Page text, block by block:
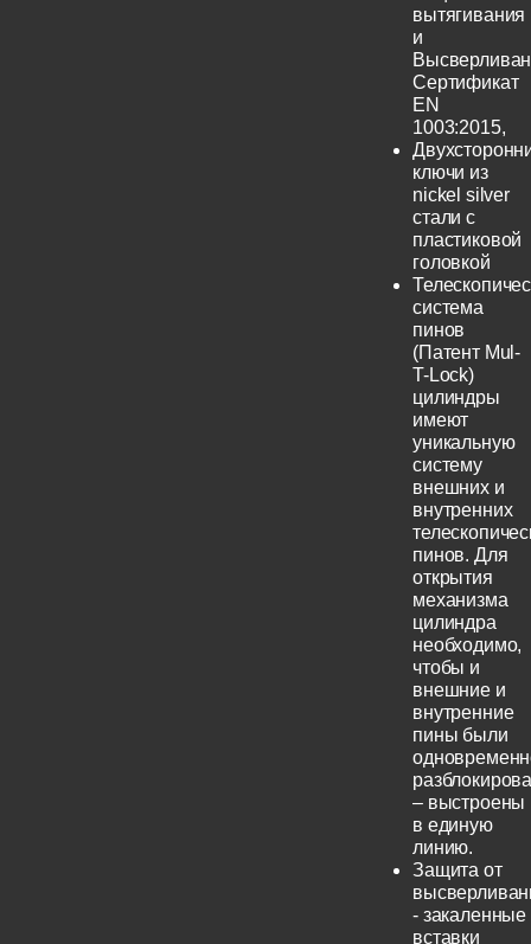
вытягивания
и
Сертификат
EN
1003:2015,
ключи из
nickel silver
стали с
пластиковой
головкой
система
пинов
(Патент Mul-
T-Lock)
цилиндры
имеют
уникальную
систему
внешних и
внутренних
пинов. Для
открытия
механизма
цилиндра
необходимо,
чтобы и
внешние и
внутренние
пины были
– выстроены
в единую
линию.
Защита от
- закаленные
вставки